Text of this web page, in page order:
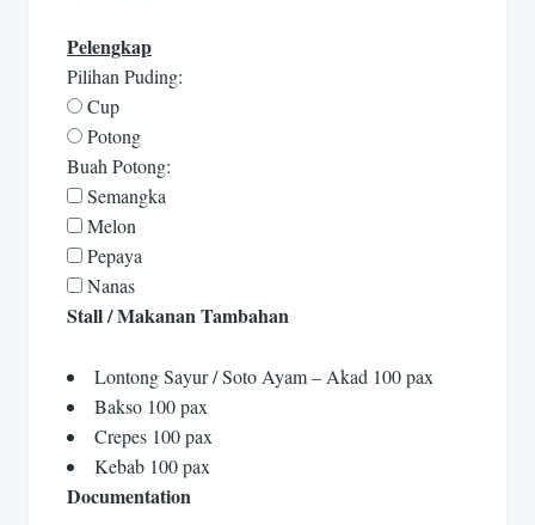
Pelengkap
Pilihan Puding:
Cup
Potong
Buah Potong:
Semangka
Melon
Pepaya
Nanas
Stall / Makanan Tambahan
Lontong Sayur / Soto Ayam – Akad 100 pax
Bakso 100 pax
Crepes 100 pax
Kebab 100 pax
Documentation